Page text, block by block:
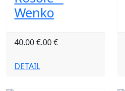
Wenko
40.00 €.00 €
DETAIL